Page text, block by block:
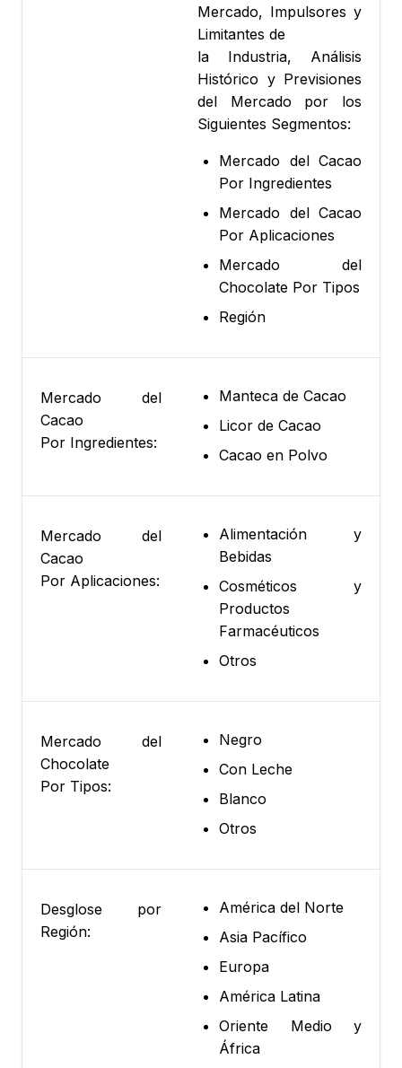
Mercado, Impulsores y
Limitantes de
la Industria, Análisis
Histórico y Previsiones
del Mercado por los
Siguientes Segmentos:
Mercado del Cacao
Por Ingredientes
Mercado del Cacao
Por Aplicaciones
Mercado del
Chocolate Por Tipos
Región
Mercado del
Cacao
Por Ingredientes:
Manteca de Cacao
Licor de Cacao
Cacao en Polvo
Mercado del
Cacao
Por Aplicaciones:
Alimentación y
Bebidas
Cosméticos y
Productos
Farmacéuticos
Otros
Mercado del
Chocolate
Por Tipos:
Negro
Con Leche
Blanco
Otros
Desglose por
Región:
América del Norte
Asia Pacífico
Europa
América Latina
Oriente Medio y
África